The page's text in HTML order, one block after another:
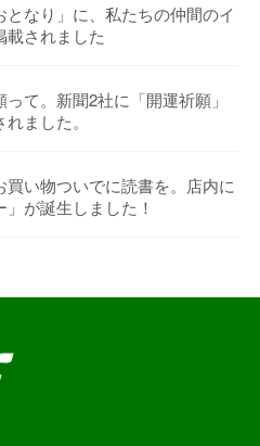
となり」に、私たちの仲間のイ
載されました
て。新聞2社に「開運祈願」
ました。
買い物ついでに読書を。店内に
」が誕生しました！